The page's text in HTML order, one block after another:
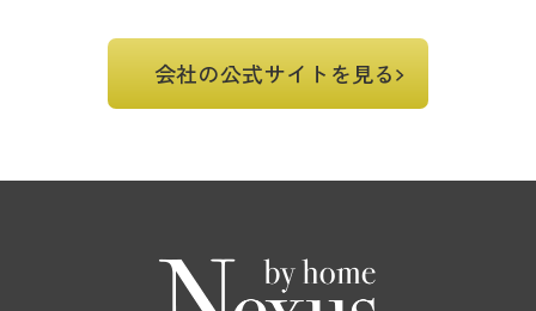
会社の公式サイトを見る